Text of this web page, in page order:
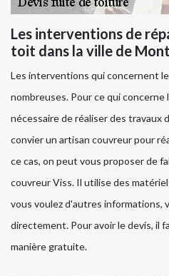
Les interventions de
toit dans la ville de
Les interventions qui concernent
nombreuses. Pour ce qui
nécessaire de réaliser des travaux
convier un artisan couvreur pour
ce cas, on peut vous proposer de
couvreur Viss. Il utilise des
vous voulez d'autres informations,
directement. Pour avoir le devis, il
manière gratuite.